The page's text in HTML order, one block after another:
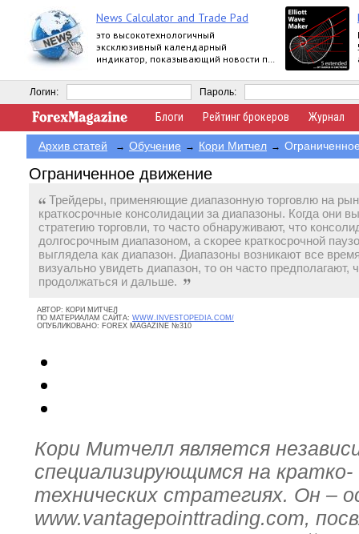
News Calculator and Trade Pad
это высокотехнологичный
эксклюзивный календарный
индикатор, показывающий новости по
многопрофильная торговая панель.
Логин: Пароль:
Блоги Рейтинг брокеров Журнал
Архив статей → Обучение → Кори Митчел →
Ограниченное движение
Трейдеры, применяющие диапазонную торговлю на
краткосрочные консолидации за диапазоны. Когда они
стратегию торговли, то часто обнаруживают, что
долгосрочным диапазоном, а скорее краткосрочной
выглядела как диапазон. Диапазоны возникают все
визуально увидеть диапазон, то он часто предполагают,
продолжаться и дальше.
АВТОР: КОРИ МИТЧЕЛ
ПО МАТЕРИАЛАМ САЙТА: WWW.INVESTOPEDIA.COM/
ОПУБЛИКОВАНО: FOREX MAGAZINE №310
Кори Митчелл является
специализирующимся на кратко-
технических стратегиях. Он –
www.vantagepointtrading.com,